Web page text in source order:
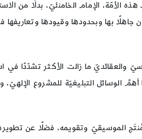
هذه الأمّة، الإمام الخامنئيّ، بدلًا من
جاهلًا بها وبحدودها وقيودها
والعقائديّ ما زالت الأكثر تشدّدًا في
الوسائل التبليغيّة للمشروع الإلهيّ،
الموسيقيّ وتقويمه، فضلًا عن